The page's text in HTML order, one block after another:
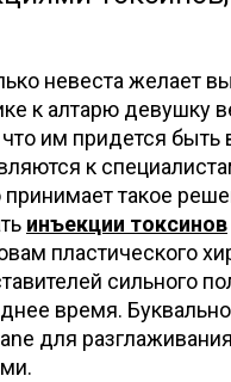
невеста желает
к алтарю девушку
что им придется
к
принимает такое
инъекции токсинов
пластического
сильного
время.
для